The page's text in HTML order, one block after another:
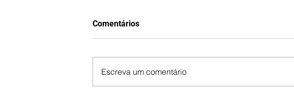
Comentários
Escreva um comentário